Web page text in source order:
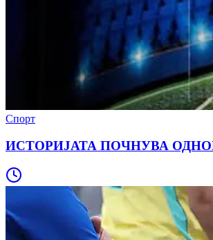
Спорт
ИСТОРИЈАТА ПОЧНУВА